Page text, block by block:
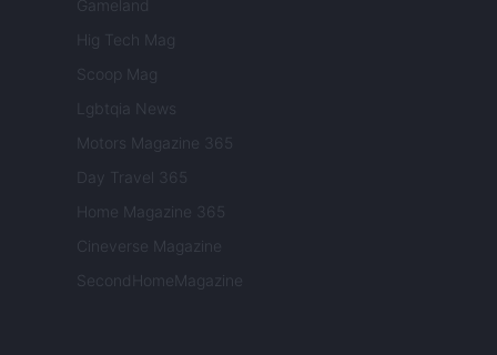
Gameland
Hig Tech Mag
Scoop Mag
Lgbtqia News
Motors Magazine 365
Day Travel 365
Home Magazine 365
Cineverse Magazine
SecondHomeMagazine